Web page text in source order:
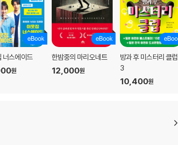
너스에이드
원
한밤중의 마리오네트
12,000원
방과 후 미스터리 클럽
3
10,400원